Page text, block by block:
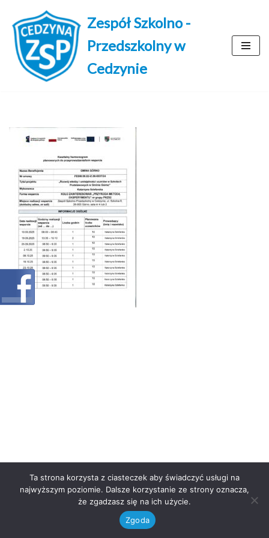
Przejdź
do
treści
Zespół Szkolno -
Przedszkolny w
Cedzynie
| Powered byWordPress
Ta strona korzysta z ciasteczek aby świadczyć usługi na
najwyższym poziomie. Dalsze korzystanie ze strony oznacza,
że zgadzasz się na ich użycie.
Zgoda